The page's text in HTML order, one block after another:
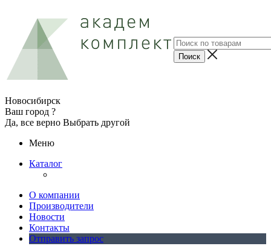
Новосибирск
Ваш город ?
Да, все верно Выбрать другой
Меню
Каталог
О компании
Производители
Новости
Контакты
Отправить запрос